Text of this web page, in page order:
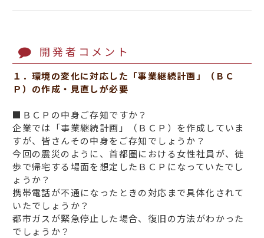
開発者コメント
１．環境の変化に対応した「事業継続計画」（ＢＣ
Ｐ）の作成・見直しが必要
■ＢＣＰの中身ご存知ですか？
企業では「事業継続計画」（ＢＣＰ）を作成していま
すが、皆さんその中身をご存知でしょうか？
今回の震災のように、首都圏における女性社員が、徒
歩で帰宅する場面を想定したＢＣＰになっていたでし
ょうか？
携帯電話が不通になったときの対応まで具体化されて
いたでしょうか？
都市ガスが緊急停止した場合、復旧の方法がわかった
でしょうか？